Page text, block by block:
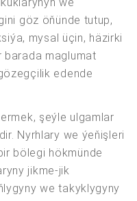
göz öňünde tutup,
mysal üçin, häzirki
barada maglumat
edende
şeýle ulgamlar
Nyrhlary we ýeňişleri
bölegi hökmünde
jikme-jik
we takyklygyny